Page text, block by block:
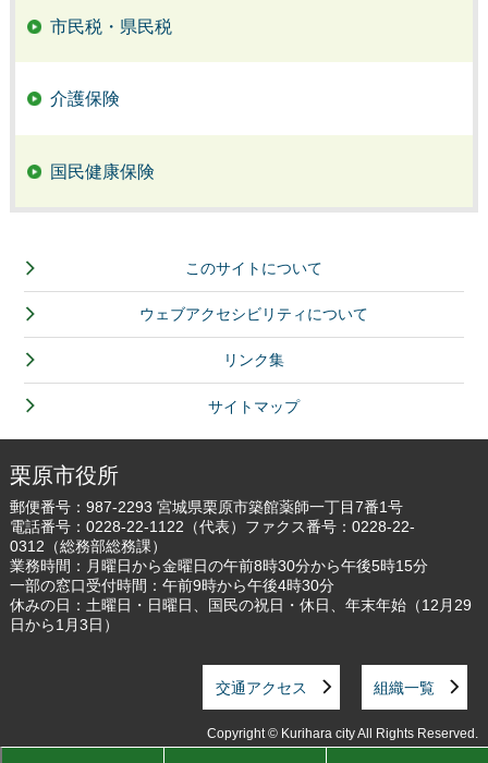
市民税・県民税
介護保険
国民健康保険
このサイトについて
ウェブアクセシビリティについて
リンク集
サイトマップ
栗原市役所
郵便番号：987-2293 宮城県栗原市築館薬師一丁目7番1号
電話番号： 0228-22-1122 （代表）ファクス番号：0228-22-
0312（総務部総務課）
業務時間：月曜日から金曜日の午前8時30分から午後5時15分
一部の窓口受付時間：午前9時から午後4時30分
休みの日：土曜日・日曜日、国民の祝日・休日、年末年始（12月29
日から1月3日）
交通アクセス 組織一覧
Copyright © Kurihara city All Rights Reserved.